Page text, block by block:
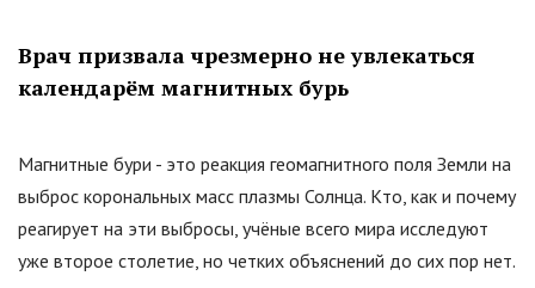
Врач призвала чрезмерно не увлекаться
календарём магнитных бурь
Магнитные бури - это реакция геомагнитного поля Земли на
выброс корональных масс плазмы Солнца. Кто, как и почему
реагирует на эти выбросы, учёные всего мира исследуют
уже второе столетие, но четких объяснений до сих пор нет.